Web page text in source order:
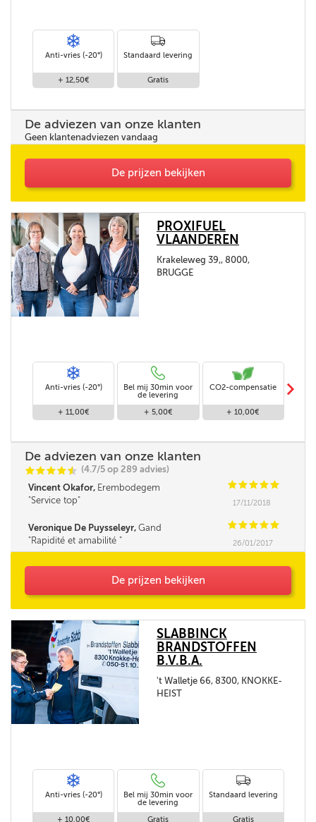
Anti-vries (-20°)
+ 12,50€
Standaard levering
Gratis
De adviezen van onze klanten
Geen klantenadviezen vandaag
De prijzen bekijken
PROXIFUEL
VLAANDEREN
Krakeleweg 39,, 8000,
BRUGGE
Anti-vries (-20°)
+ 11,00€
Bel mij 30min voor
de levering
+ 5,00€
CO2-compensatie
+ 10,00€
m
De adviezen van onze klanten
CCCCi
@ (4.7/5 op 289 advies)
Vincent Okafor, Erembodegem CCCCC
Service top
17/11/2018
Veronique De Puysseleyr, Gand CCCCC
Rapidité et amabilité
26/01/2017
De prijzen bekijken
SLABBINCK
BRANDSTOFFEN
B.V.B.A.
't Walletje 66, 8300, KNOKKE-
HEIST
Anti-vries (-20°)
+ 10,00€
Bel mij 30min voor
de levering
Gratis
Standaard levering
Gratis